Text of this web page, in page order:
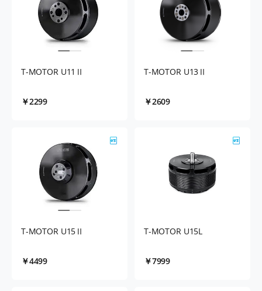
T-MOTOR U11Ⅱ
￥2299
T-MOTOR U13Ⅱ
￥2609
T-MOTOR U15Ⅱ
￥4499
T-MOTOR U15L
￥7999